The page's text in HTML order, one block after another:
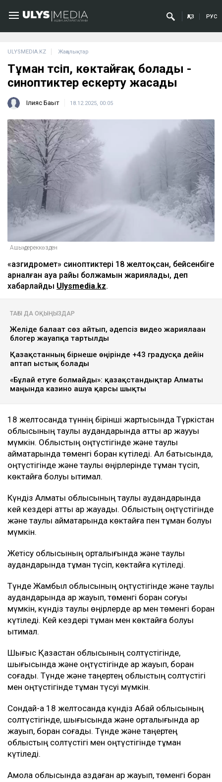
ҚАЗ РУС
ULYSMEDIA.KZ Жаңалықтар
Тұман түсіп, көктайғақ болады -
синоптиктер ескерту жасады
Ілияс Бақыт 18.12.2025, 00:05
Ашық дереккөзден
«Қазгидромет» синоптиктері 18 желтоқсан, бейсенбіге
арналған ауа райы болжамын жариялады, деп
хабарлайды Ulysmedia.kz.
ТАҒЫ ДА ОҚЫҢЫЗДАР
Желіде балағат сөз айтып, әдепсіз видео жариялаған
блогер жауапқа тартылды
Қазақстанның бірнеше өңірінде +43 градусқа дейін
аптап ыстық болады
«Бұлай етуге болмайды»: қазақстандықтар Алматы
маңында казино ашуға қарсы шықты
18 желтоқсанда түннің бірінші жартысында Түркістан
облысының таулы аудандарында қатты қар жаууы
мүмкін. Облыстың оңтүстігінде және таулы
аймақтарында төменгі боран күтіледі. Ал батысында,
оңтүстігінде және таулы өңірлерінде тұман түсіп,
көктайғақ болуы ықтимал.
Күндіз Алматы облысының таулы аудандарында
кей кездері қатты қар жауады. Облыстың оңтүстігінде
және таулы аймақтарында көктайғақ пен тұман болуы
мүмкін.
Жетісу облысының орталығында және таулы
аудандарында тұман түсіп, көктайғақ күтіледі.
Түнде Жамбыл облысының оңтүстігінде және таулы
аудандарында қар жауып, төменгі боран соғуы
мүмкін, күндіз таулы өңірлерде қар мен төменгі боран
күтіледі. Кей кездері тұман мен көктайғақ болуы
ықтимал.
Шығыс Қазақстан облысының солтүстігінде,
шығысында және оңтүстігінде қар жауып, боран
соғады. Түнде және таңертең облыстың солтүстігі
мен оңтүстігінде тұман түсуі мүмкін.
Сондай-ақ 18 желтоқсанда күндіз Абай облысының
солтүстігінде, шығысында және орталығында қар
жауып, боран соғады. Түнде және таңертең
облыстың солтүстігі мен оңтүстігінде тұман
күтіледі.
Ақмола облысында аздаған қар жауып, төменгі боран